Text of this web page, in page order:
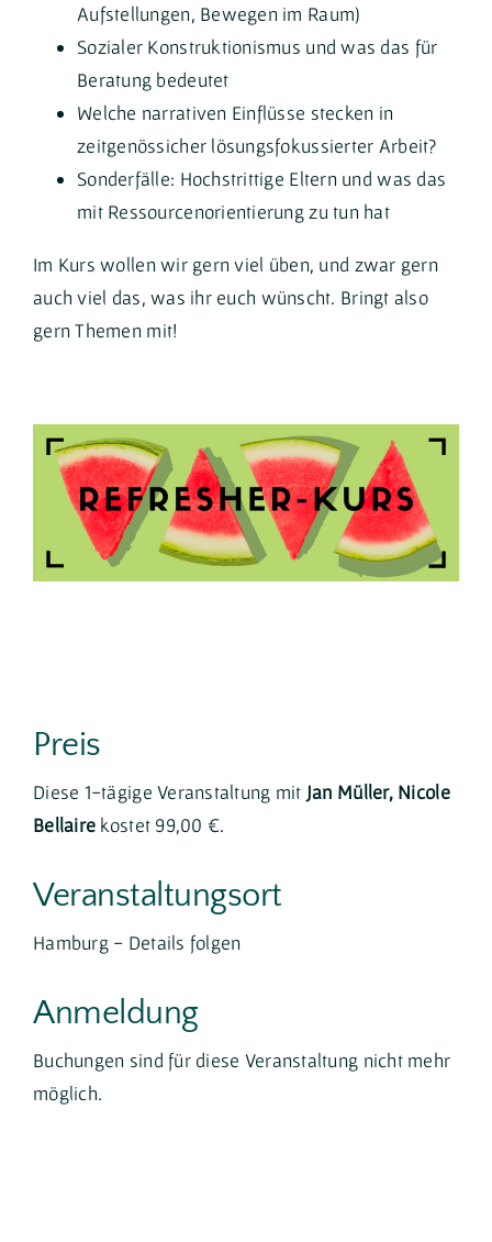
Aufstellungen, Bewegen im Raum)
Sozialer Konstruktionismus und was das für
Beratung bedeutet
Welche narrativen Einflüsse stecken in
zeitgenössicher lösungsfokussierter Arbeit?
Sonderfälle: Hochstrittige Eltern und was das
mit Ressourcenorientierung zu tun hat
Im Kurs wollen wir gern viel üben, und zwar gern
auch viel das, was ihr euch wünscht. Bringt also
gern Themen mit!
Preis
Diese 1-tägige Veranstaltung mit Jan Müller, Nicole
Bellaire kostet 99,00 €.
Veranstaltungsort
Hamburg - Details folgen
Anmeldung
Buchungen sind für diese Veranstaltung nicht mehr
möglich.